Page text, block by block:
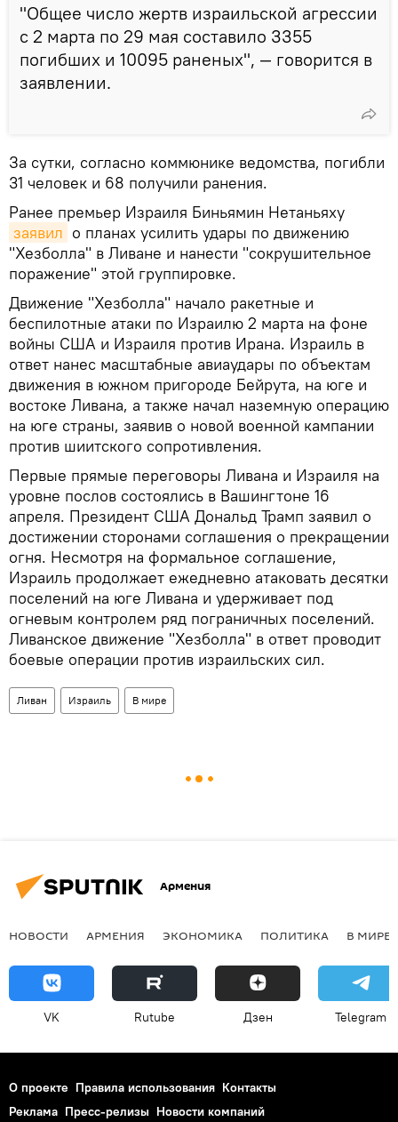
"Общее число жертв израильской агрессии
с 2 марта по 29 мая составило 3355
погибших и 10095 раненых", — говорится в
заявлении.
За сутки, согласно коммюнике ведомства, погибли
31 человек и 68 получили ранения.
Ранее премьер Израиля Биньямин Нетаньяху
заявил о планах усилить удары по движению
"Хезболла" в Ливане и нанести "сокрушительное
поражение" этой группировке.
Движение "Хезболла" начало ракетные и
беспилотные атаки по Израилю 2 марта на фоне
войны США и Израиля против Ирана. Израиль в
ответ нанес масштабные авиаудары по объектам
движения в южном пригороде Бейрута, на юге и
востоке Ливана, а также начал наземную операцию
на юге страны, заявив о новой военной кампании
против шиитского сопротивления.
Первые прямые переговоры Ливана и Израиля на
уровне послов состоялись в Вашингтоне 16
апреля. Президент США Дональд Трамп заявил о
достижении сторонами соглашения о прекращении
огня. Несмотря на формальное соглашение,
Израиль продолжает ежедневно атаковать десятки
поселений на юге Ливана и удерживает под
огневым контролем ряд пограничных поселений.
Ливанское движение "Хезболла" в ответ проводит
боевые операции против израильских сил.
Ливан Израиль В мире
Армения
НОВОСТИ АРМЕНИЯ ЭКОНОМИКА ПОЛИТИКА В МИРЕ
VK Rutube Дзен Telegram
О проекте Правила использования Контакты
Реклама Пресс-релизы Новости компаний